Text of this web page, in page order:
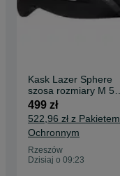
Kask Lazer Sphere
szosa rozmiary M 55-
59cm L 58-61cm
499 zł
522,96 zł z Pakietem
Ochronnym
Rzeszów
Dzisiaj o 09:23